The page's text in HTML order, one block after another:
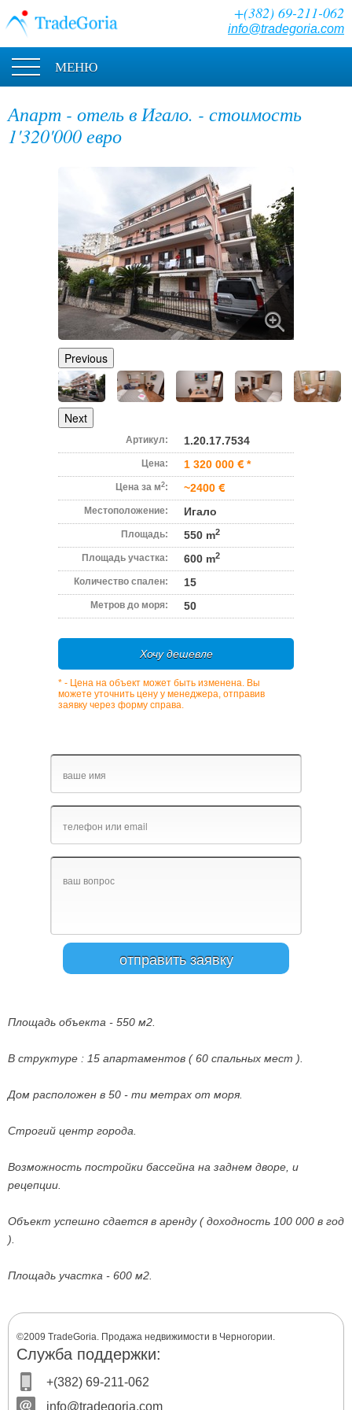
+(382) 69-211-062
info@tradegoria.com
МЕНЮ
Апарт - отель в Игало. - стоимость
1'320'000 евро
Previous
Next
Артикул: 1.20.17.7534
Цена: 1 320 000 *
Цена за м2: ~2400
Местоположение: Игало
Площадь: 550 m2
Площадь участка: 600 m2
Количество спален: 15
Метров до моря: 50
Хочу дешевле
* - Цена на объект может быть изменена. Вы
можете уточнить цену у менеджера, отправив
заявку через форму справа.
Площадь объекта - 550 м2.
В структуре : 15 апартаментов ( 60 спальных мест ).
Дом расположен в 50 - ти метрах от моря.
Строгий центр города.
Возможность постройки бассейна на заднем дворе, и
рецепции.
Объект успешно сдается в аренду ( доходность 100 000 в год
).
Площадь участка - 600 м2.
©2009 TradeGoria. Продажа недвижимости в Черногории.
Служба поддержки:
+(382) 69-211-062
info@tradegoria.com